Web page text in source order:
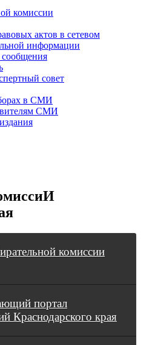
комиссии
актов в сетевом
информации
совет
в СМИ
СМИ
комиссии
портал
Краснодарского края